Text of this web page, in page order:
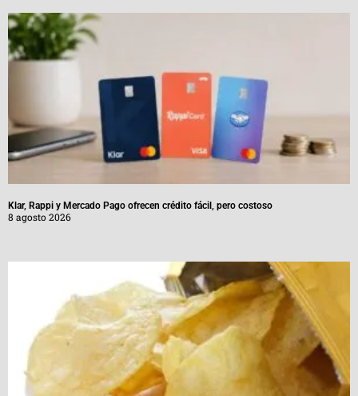
Klar, Rappi y Mercado Pago ofrecen crédito fácil, pero costoso
8 agosto 2026